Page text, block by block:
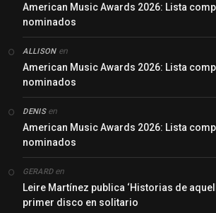
American Music Awards 2026: Lista
nominados
ALLISONen
American Music Awards 2026: Lista
nominados
DENISen
American Music Awards 2026: Lista
nominados
GERARDen
Leire Martínez publica ‘Historias de
primer disco en solitario